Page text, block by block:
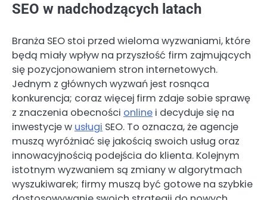
SEO w nadchodzących latach
Branża SEO stoi przed wieloma wyzwaniami, które
będą miały wpływ na przyszłość firm zajmujących
się pozycjonowaniem stron internetowych.
Jednym z głównych wyzwań jest rosnąca
konkurencja; coraz więcej firm zdaje sobie sprawę
z znaczenia obecności online i decyduje się na
inwestycje w usługi SEO. To oznacza, że agencje
muszą wyróżniać się jakością swoich usług oraz
innowacyjnością podejścia do klienta. Kolejnym
istotnym wyzwaniem są zmiany w algorytmach
wyszukiwarek; firmy muszą być gotowe na szybkie